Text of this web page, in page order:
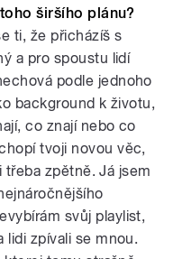
širšího plánu?
ti, že přicházíš s
a pro spoustu lidí
podle jednoho
background k životu,
co znají nebo co
tvoji novou věc,
třeba zpětně. Já jsem
svůj playlist,
lidi zpívali se mnou.